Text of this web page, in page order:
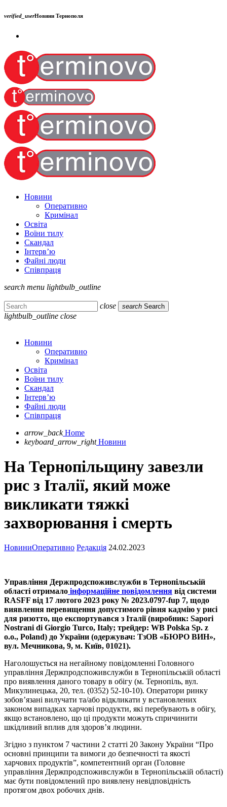
verified_userНовини Тернополя
Новини
Оперативно
Кримінал
Освіта
Воїни тилу
Скандал
Інтерв’ю
Файні люди
Співпраця
search menu lightbulb_outline
close search Search
lightbulb_outline close
Новини
Оперативно
Кримінал
Освіта
Воїни тилу
Скандал
Інтерв’ю
Файні люди
Співпраця
arrow_back Home
keyboard_arrow_right Новини
На Тернопільщину завезли
рис з Італії, який може
викликати тяжкі
захворювання і смерть
НовиниОперативно Редакція 24.02.2023
Управління Держпродспоживслужби в Тернопільській
області отримало інформаційне повідомлення від системи
RASFF від 17 лютого 2023 року № 2023.0797-fup 7, щодо
виявлення перевищення допустимого рівня кадмію у рисі
для ризотто, що експортувався з Італії (виробник: Sapori
Nostrani di Giorgio Turco, Italy; трейдер: WB Polska Sp. z
o.o., Poland) до України (одержувач: ТзОВ «БЮРО ВИН»,
вул. Мечникова, 9, м. Київ, 01021).
Наголошується на негайному повідомленні Головного
управління Держпродспоживслужби в Тернопільській області
про виявлення даного товару в обігу (м. Тернопіль, вул.
Микулинецька, 20, тел. (0352) 52-10-10). Оператори ринку
зобов’язані вилучати та/або відкликати у встановлених
законом випадках харчові продукти, які перебувають в обігу,
якщо встановлено, що ці продукти можуть спричинити
шкідливий вплив для здоров’я людини.
Згідно з пунктом 7 частини 2 статті 20 Закону України “Про
основні принципи та вимоги до безпечності та якості
харчових продуктів”, компетентний орган (Головне
управління Держпродспоживслужби в Тернопільській області)
має бути повідомлений про виявлену невідповідність
протягом двох робочих днів.